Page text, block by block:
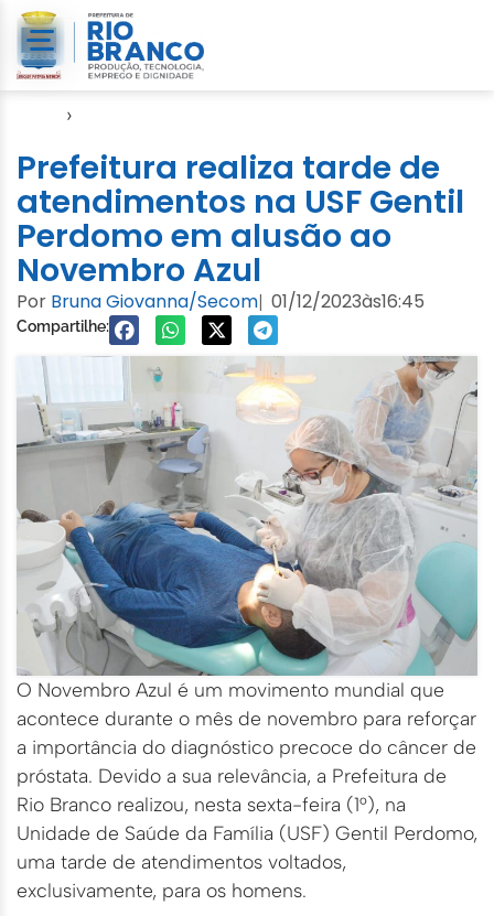
›
Prefeitura realiza tarde de
atendimentos na USF Gentil
Perdomo em alusão ao
Novembro Azul
Por Bruna Giovanna/Secom| 01/12/2023às16:45
Compartilhe:
O Novembro Azul é um movimento mundial que
acontece durante o mês de novembro para reforçar
a importância do diagnóstico precoce do câncer de
próstata. Devido a sua relevância, a Prefeitura de
Rio Branco realizou, nesta sexta-feira (1°), na
Unidade de Saúde da Família (USF) Gentil Perdomo,
uma tarde de atendimentos voltados,
exclusivamente, para os homens.